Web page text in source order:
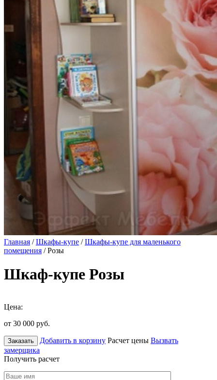
Главная /Шкафы-купе /Шкафы-купе для маленького
помещения / Розы
Шкаф-купе Розы
Цена:
от 30 000 руб.
Заказать Добавить в корзину Расчет цены Вызвать
замерщика
Получить расчет